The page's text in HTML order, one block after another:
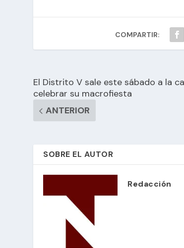
COMPARTIR:
El Distrito V sale este sábado a la
celebrar su macrofiesta
ANTERIOR
SOBRE EL AUTOR
Redacción